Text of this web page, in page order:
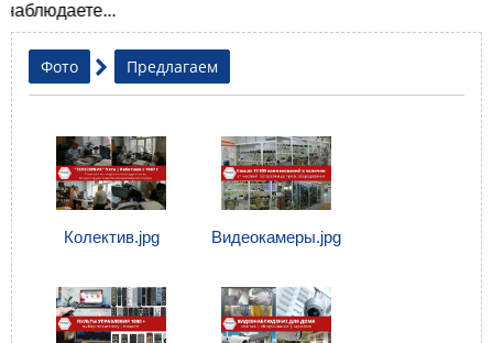
Фото Предлагаем
Колектив.jpg Видеокамеры.jpg